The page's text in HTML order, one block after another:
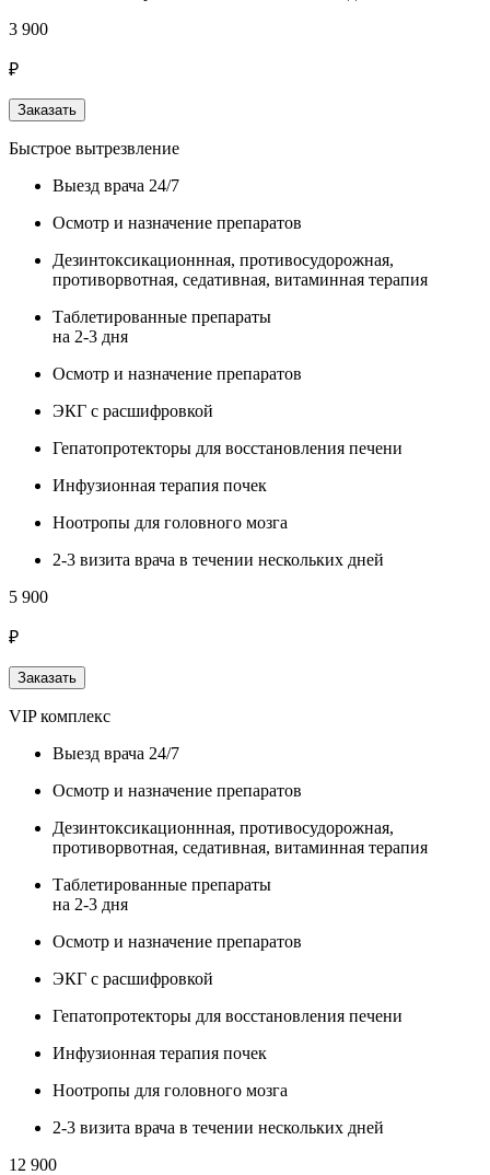
3 900
₽
Заказать
Быстрое вытрезвление
Выезд врача 24/7
Осмотр и назначение препаратов
Дезинтоксикационнная, противосудорожная,
противорвотная, седативная, витаминная терапия
Таблетированные препараты
на 2-3 дня
Осмотр и назначение препаратов
ЭКГ с расшифровкой
Гепатопротекторы для восстановления печени
Инфузионная терапия почек
Ноотропы для головного мозга
2-3 визита врача в течении нескольких дней
5 900
₽
Заказать
VIP комплекс
Выезд врача 24/7
Осмотр и назначение препаратов
Дезинтоксикационнная, противосудорожная,
противорвотная, седативная, витаминная терапия
Таблетированные препараты
на 2-3 дня
Осмотр и назначение препаратов
ЭКГ с расшифровкой
Гепатопротекторы для восстановления печени
Инфузионная терапия почек
Ноотропы для головного мозга
2-3 визита врача в течении нескольких дней
12 900